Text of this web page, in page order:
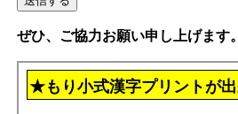
ぜひ、ご協力お願い申し上げます。